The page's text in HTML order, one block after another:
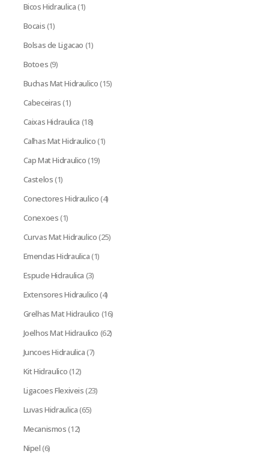
Bicos Hidraulica(1)
Bocais(1)
Bolsas de Ligacao (1)
Botoes(9)
Buchas Mat Hidraulico(15)
Cabeceiras(1)
Caixas Hidraulica (18)
Calhas Mat Hidraulico(1)
Cap Mat Hidraulico(19)
Castelos(1)
Conectores Hidraulico(4)
Conexoes(1)
Curvas Mat Hidraulico(25)
Emendas Hidraulica(1)
Espude Hidraulica (3)
Extensores Hidraulico(4)
Grelhas Mat Hidraulico (16)
Joelhos Mat Hidraulico (62)
Juncoes Hidraulica(7)
Kit Hidraulico(12)
Ligacoes Flexiveis(23)
Luvas Hidraulica(65)
Mecanismos(12)
Nipel(6)